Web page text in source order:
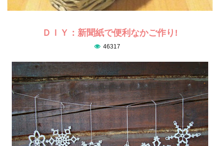
ＤＩＹ：新聞紙で便利なかご作り!
46317